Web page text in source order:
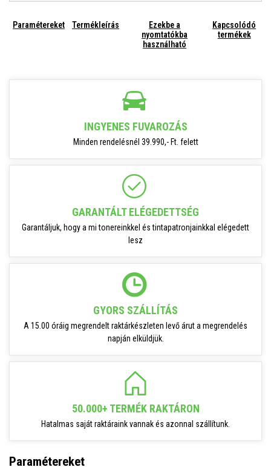
Paramétereket Termékleírás
Ezekbe a
nyomtatókba
használható
Kapcsolódó
termékek
INGYENES FUVAROZÁS
Minden rendelésnél 39.990,- Ft. felett
GARANTÁLT ELÉGEDETTSÉG
Garantáljuk, hogy a mi tonereinkkel és tintapatronjainkkal elégedett
lesz
GYORS SZÁLLÍTÁS
A 15.00 óráig megrendelt raktárkészleten levő árut a megrendelés
napján elküldjük.
50.000+ TERMÉK RAKTÁRON
Hatalmas saját raktáraink vannak és azonnal szállítunk.
Paramétereket